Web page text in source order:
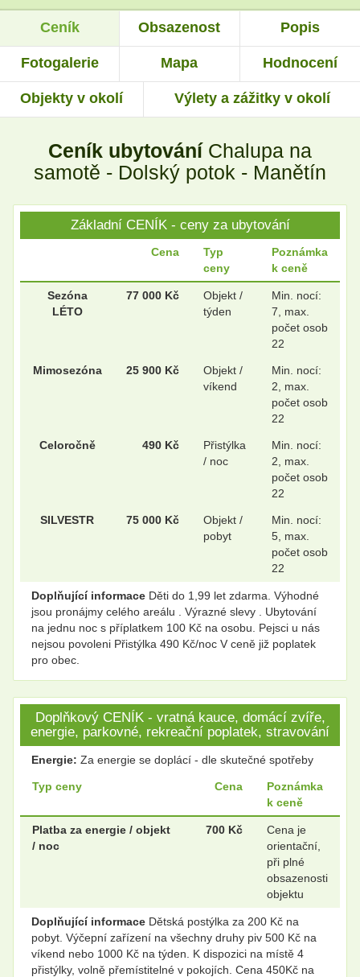
Ceník Obsazenost Popis
Fotogalerie Mapa Hodnocení
Objekty v okolí Výlety a zážitky v okolí
Ceník ubytování Chalupa na
samotě - Dolský potok - Manětín
Základní CENÍK - ceny za ubytování
Cena
Typ
ceny
Poznámka
k ceně
Sezóna
LÉTO
77 000 Kč
Objekt /
týden
Min. nocí:
7, max.
počet osob
22
Mimosezóna 25 900 Kč
Objekt /
víkend
Min. nocí:
2, max.
počet osob
22
Celoročně 490 Kč
Přistýlka
/ noc
Min. nocí:
2, max.
počet osob
22
SILVESTR 75 000 Kč
Objekt /
pobyt
Min. nocí:
5, max.
počet osob
22
Doplňující informace Děti do 1,99 let zdarma. Výhodné
jsou pronájmy celého areálu . Výrazné slevy . Ubytování
na jednu noc s příplatkem 100 Kč na osobu. Pejsci u nás
nejsou povoleni Přistýlka 490 Kč/noc V ceně již poplatek
pro obec.
Doplňkový CENÍK - vratná kauce, domácí zvíře,
energie, parkovné, rekreační poplatek, stravování
Energie: Za energie se doplácí - dle skutečné spotřeby
Typ ceny Cena
Poznámka
k ceně
Platba za energie / objekt
/ noc
700 Kč
Cena je
orientační,
při plné
obsazenosti
objektu
Doplňující informace Dětská postýlka za 200 Kč na
pobyt. Výčepní zařízení na všechny druhy piv 500 Kč na
víkend nebo 1000 Kč na týden. K dispozici na místě 4
přistýlky, volně přemístitelné v pokojích. Cena 450Kč na